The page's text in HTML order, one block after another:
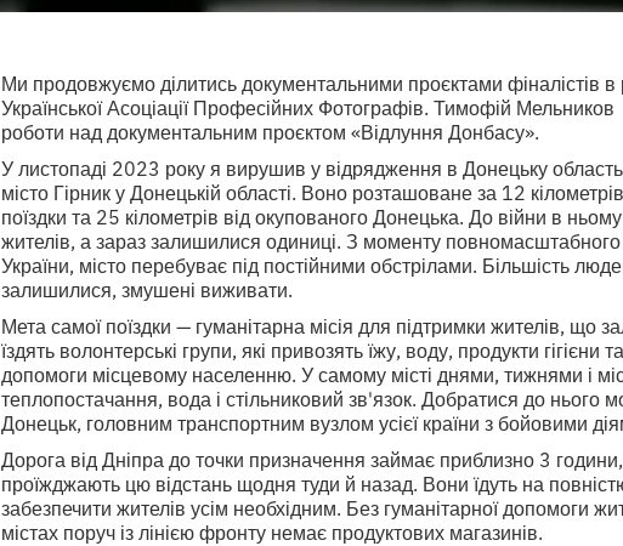
Ми продовжуємо ділитись документальними проєктами фіналістів в
Української Асоціації Професійних Фотографів. Тимофій
роботи над документальним проєктом «Відлуння Донбасу».
У листопаді 2023 року я вирушив у відрядження в Донецьку
місто Гірник у Донецькій області. Воно розташоване за 12
поїздки та 25 кілометрів від окупованого Донецька. До війни в
жителів, а зараз залишилися одиниці. З моменту повномасштабного
України, місто перебуває під постійними обстрілами. Більшість
залишилися, змушені виживати.
Мета самої поїздки — гуманітарна місія для підтримки жителів, що
їздять волонтерські групи, які привозять їжу, воду, продукти
допомоги місцевому населенню. У самому місті днями, тижнями і
теплопостачання, вода і стільниковий зв'язок. Добратися до
Донецьк, головним транспортним вузлом усієї країни з бойовими
Дорога від Дніпра до точки призначення займає приблизно 3
проїжджають цю відстань щодня туди й назад. Вони їдуть на
забезпечити жителів усім необхідним. Без гуманітарної допомоги
містах поруч із лінією фронту немає продуктових магазинів.